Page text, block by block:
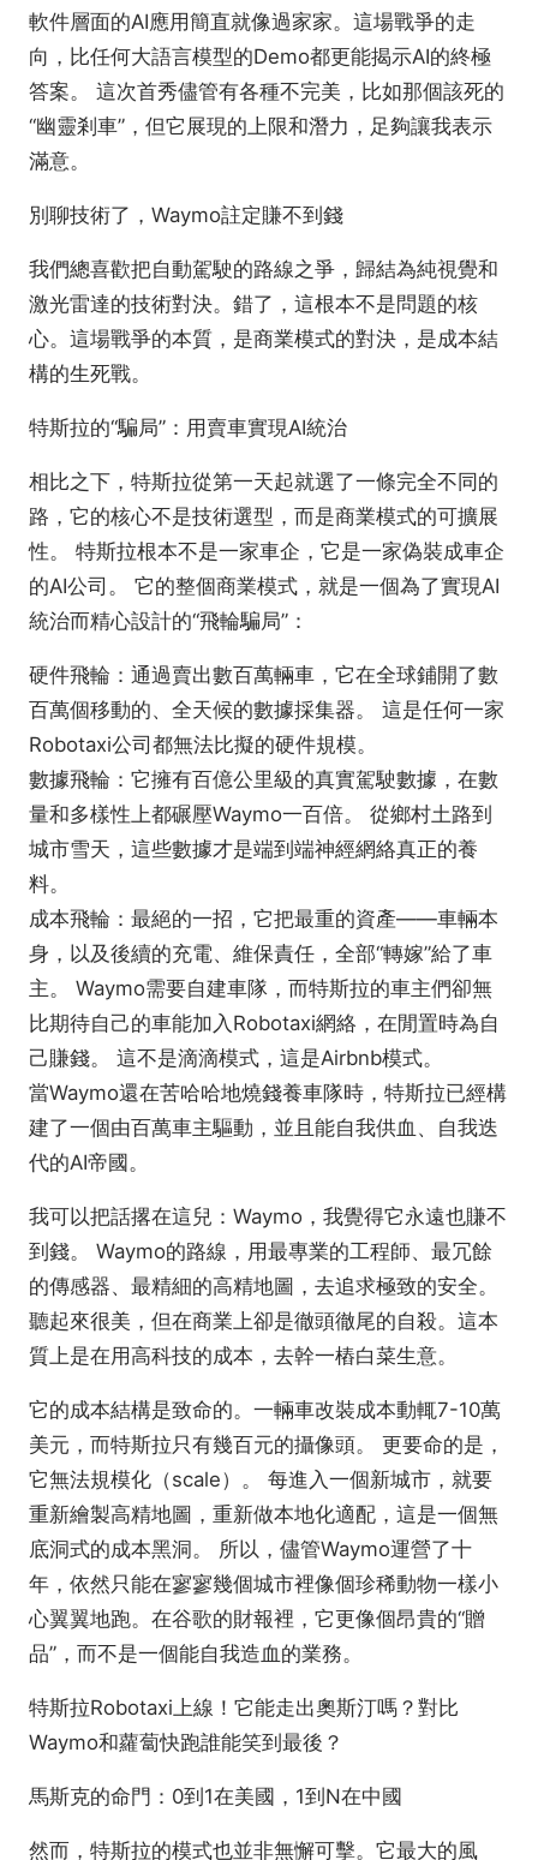
軟件層面的AI應用簡直就像過家家。這場戰爭的走
向，比任何大語言模型的Demo都更能揭示AI的終極
答案。 這次首秀儘管有各種不完美，比如那個該死的
“幽靈剎車”，但它展現的上限和潛力，足夠讓我表示
滿意。
別聊技術了，Waymo註定賺不到錢
我們總喜歡把自動駕駛的路線之爭，歸結為純視覺和
激光雷達的技術對決。錯了，這根本不是問題的核
心。這場戰爭的本質，是商業模式的對決，是成本結
構的生死戰。
特斯拉的“騙局”：用賣車實現AI統治
相比之下，特斯拉從第一天起就選了一條完全不同的
路，它的核心不是技術選型，而是商業模式的可擴展
性。 特斯拉根本不是一家車企，它是一家偽裝成車企
的AI公司。 它的整個商業模式，就是一個為了實現AI
統治而精心設計的“飛輪騙局”：
硬件飛輪：通過賣出數百萬輛車，它在全球鋪開了數
百萬個移動的、全天候的數據採集器。 這是任何一家
Robotaxi公司都無法比擬的硬件規模。
數據飛輪：它擁有百億公里級的真實駕駛數據，在數
量和多樣性上都碾壓Waymo一百倍。 從鄉村土路到
城市雪天，這些數據才是端到端神經網絡真正的養
料。
成本飛輪：最絕的一招，它把最重的資產——車輛本
身，以及後續的充電、維保責任，全部“轉嫁”給了車
主。 Waymo需要自建車隊，而特斯拉的車主們卻無
比期待自己的車能加入Robotaxi網絡，在閒置時為自
己賺錢。 這不是滴滴模式，這是Airbnb模式。
當Waymo還在苦哈哈地燒錢養車隊時，特斯拉已經構
建了一個由百萬車主驅動，並且能自我供血、自我迭
代的AI帝國。
我可以把話撂在這兒：Waymo，我覺得它永遠也賺不
到錢。 Waymo的路線，用最專業的工程師、最冗餘
的傳感器、最精細的高精地圖，去追求極致的安全。
聽起來很美，但在商業上卻是徹頭徹尾的自殺。這本
質上是在用高科技的成本，去幹一樁白菜生意。
它的成本結構是致命的。一輛車改裝成本動輒7-10萬
美元，而特斯拉只有幾百元的攝像頭。 更要命的是，
它無法規模化（scale）。 每進入一個新城市，就要
重新繪製高精地圖，重新做本地化適配，這是一個無
底洞式的成本黑洞。 所以，儘管Waymo運營了十
年，依然只能在寥寥幾個城市裡像個珍稀動物一樣小
心翼翼地跑。在谷歌的財報裡，它更像個昂貴的“贈
品”，而不是一個能自我造血的業務。
特斯拉Robotaxi上線！它能走出奧斯汀嗎？對比
Waymo和蘿蔔快跑誰能笑到最後？
馬斯克的命門：0到1在美國，1到N在中國
然而，特斯拉的模式也並非無懈可擊。它最大的風